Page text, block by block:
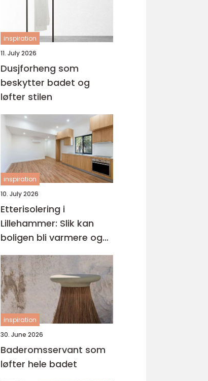
inspiration
11. July 2026
Dusjforheng som
beskytter badet og
løfter stilen
inspiration
10. July 2026
Etterisolering i
Lillehammer: Slik kan
boligen bli varmere og
mer energieffektiv
inspiration
30. June 2026
Baderomsservant som
løfter hele badet